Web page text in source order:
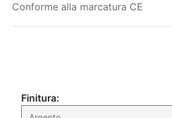
Conforme alla marcatura CE
Finitura: